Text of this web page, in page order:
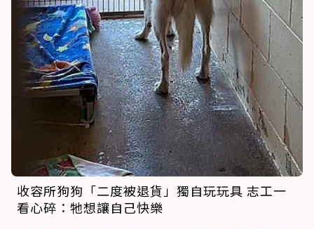
收容所狗狗「二度被退貨」獨自玩玩具 志工一
看心碎：牠想讓自己快樂